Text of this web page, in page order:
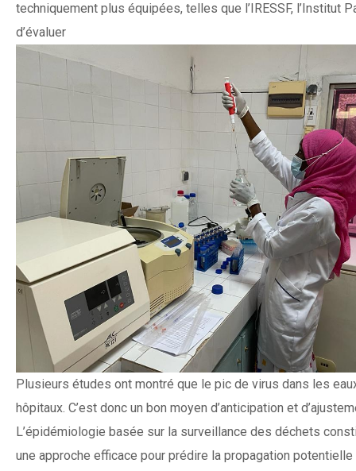
techniquement plus équipées, telles que l’IRESSF, l’Institut
d’évaluer
Plusieurs études ont montré que le pic de virus dans les
hôpitaux. C’est donc un bon moyen d’anticipation et
L’épidémiologie basée sur la surveillance des déchets
une approche efficace pour prédire la propagation